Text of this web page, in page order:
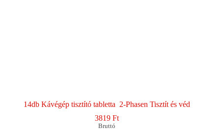
14db Kávégép tisztító tabletta 2-Phasen Tisztít és véd
3819 Ft
Bruttó